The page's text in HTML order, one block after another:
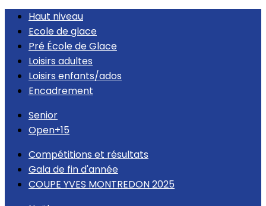
Haut niveau
Ecole de glace
Pré École de Glace
Loisirs adultes
Loisirs enfants/ados
Encadrement
Senior
Open+15
Compétitions et résultats
Gala de fin d'année
COUPE YVES MONTREDON 2025